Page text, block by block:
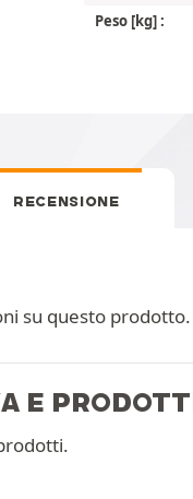
Peso [kg] :
RECENSIONE
su questo prodotto.
E